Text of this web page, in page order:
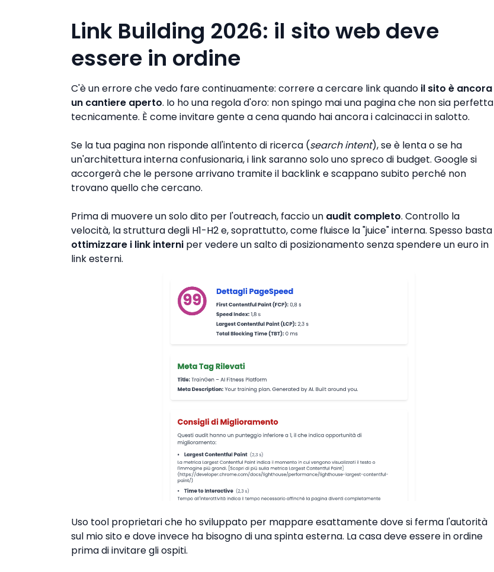
Link Building 2026: il sito web deve
essere in ordine
C'è un errore che vedo fare continuamente: correre a cercare link quando il sito è ancora
un cantiere aperto. Io ho una regola d'oro: non spingo mai una pagina che non sia perfetta
tecnicamente. È come invitare gente a cena quando hai ancora i calcinacci in salotto.
Se la tua pagina non risponde all'intento di ricerca (search intent), se è lenta o se ha
un'architettura interna confusionaria, i link saranno solo uno spreco di budget. Google si
accorgerà che le persone arrivano tramite il backlink e scappano subito perché non
trovano quello che cercano.
Prima di muovere un solo dito per l'outreach, faccio un audit completo. Controllo la
velocità, la struttura degli H1-H2 e, soprattutto, come fluisce la "juice" interna. Spesso basta
ottimizzare i link interni per vedere un salto di posizionamento senza spendere un euro in
link esterni.
Uso tool proprietari che ho sviluppato per mappare esattamente dove si ferma l'autorità
sul mio sito e dove invece ha bisogno di una spinta esterna. La casa deve essere in ordine
prima di invitare gli ospiti.